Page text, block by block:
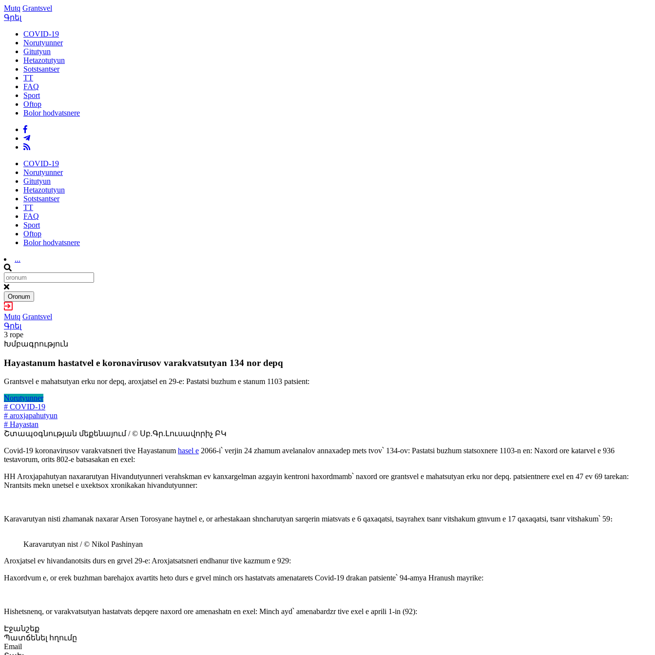
Mutq Grantsvel
Գրել
COVID-19
Norutyunner
Gitutyun
Hetazotutyun
Sotstsantser
TT
FAQ
Sport
Oftop
Bolor hodvatsnere
COVID-19
Norutyunner
Gitutyun
Hetazotutyun
Sotstsantser
TT
FAQ
Sport
Oftop
Bolor hodvatsnere
...
Oronum
Mutq Grantsvel
Գրել
3 rope
Խմբագրություն
Hayastanum hastatvel e koronavirusov varakvatsutyan 134 nor depq
Grantsvel e mahatsutyan erku nor depq, aroxjatsel en 29-e: Pastatsi buzhum e stanum 1103 patsient:
Norutyunner
# COVID-19
# aroxjapahutyun
# Hayastan
Շտապօգնության մեքենայում / © Սբ.Գր.Լուսավորիչ ԲԿ
Covid-19 koronavirusov varakvatsneri tive Hayastanum hasel e 2066-i՝ verjin 24 zhamum avelanalov annaxadep mets tvov՝ 134-ov: Pastatsi buzhum statsoxnere 1103-n en: Naxord ore katarvel e 936
testavorum, orits 802-e batsasakan en exel:
HH Aroxjapahutyan naxararutyan Hivandutyunneri verahskman ev kanxargelman azgayin kentroni haxordmamb՝ naxord ore grantsvel e mahatsutyan erku nor depq. patsientnere exel en 47 ev 69 tarekan:
Nrantsits mekn unetsel e uxektsox xronikakan hivandutyunner:
Karavarutyan nisti zhamanak naxarar Arsen Torosyane haytnel e, or arhestakaan shncharutyan sarqerin miatsvats e 6 qaxaqatsi, tsayrahex tsanr vitshakum gtnvum e 17 qaxaqatsi, tsanr vitshakum՝ 59։
Karavarutyan nist / © Nikol Pashinyan
Aroxjatsel ev hivandanotsits durs en grvel 29-e: Aroxjatsatsneri endhanur tive kazmum e 929:
Haxordvum e, or erek buzhman barehajox avartits heto durs e grvel minch ors hastatvats amenatarets Covid-19 drakan patsiente՝ 94-amya Hranush mayrike:
Hishetsnenq, or varakvatsutyan hastatvats depqere naxord ore amenashatn en exel: Minch ayd՝ amenabardzr tive exel e aprili 1-in (92):
Էջանշեք
Պատճենել հղումը
Email